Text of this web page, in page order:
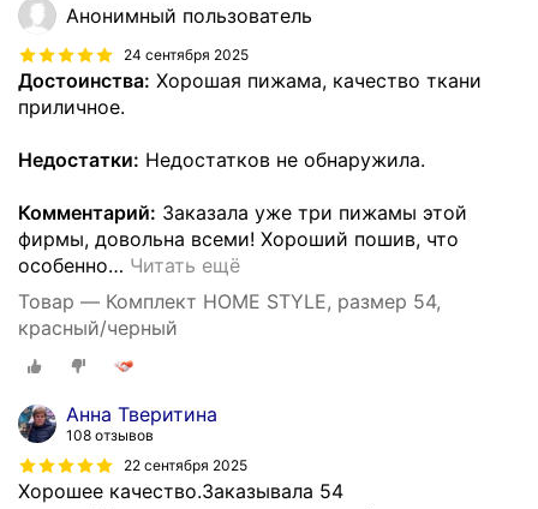
Анонимный пользователь
24 сентября 2025
Достоинства: Хорошая пижама, качество ткани
приличное.
Недостатки: Недостатков не обнаружила.
Комментарий: Заказала уже три пижамы этой
фирмы, довольна всеми! Хороший пошив, что
особенно… Читать ещё
Товар — Комплект HOME STYLE, размер 54,
красный/черный
Анна Тверитина
108 отзывов
22 сентября 2025
Хорошее качество.Заказывала 54